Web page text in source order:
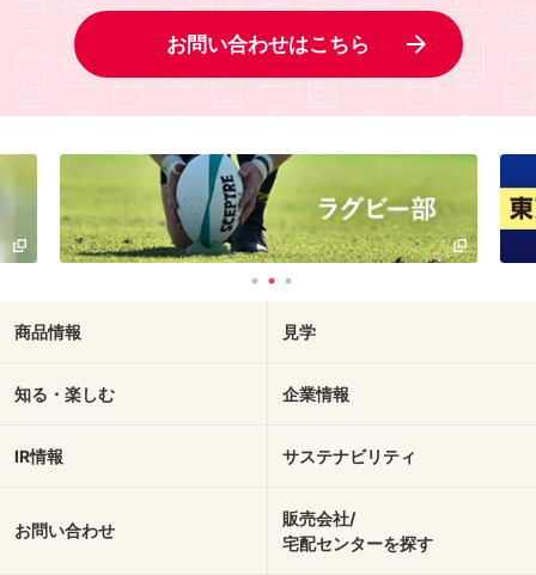
お問い合わせはこちら
商品情報 見学
知る・楽しむ 企業情報
IR情報 サステナビリティ
お問い合わせ
販売会社/
宅配センターを探す